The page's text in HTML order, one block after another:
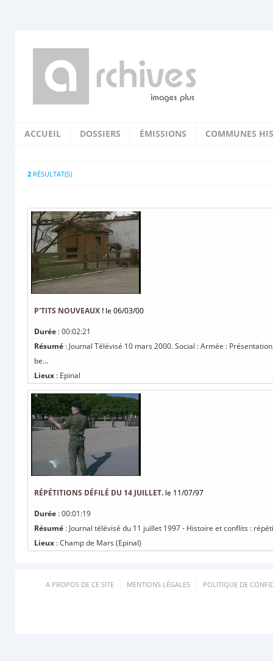
ACCUEIL DOSSIERS ÉMISSIONS COMMUNES
2 RÉSULTAT(S)
P'TITS NOUVEAUX ! le 06/03/00
Durée : 00:02:21
Résumé : Journal Télévisé 10 mars 2000. Social : Armée :
be...
Lieux : Epinal
RÉPÉTITIONS DÉFILÉ DU 14 JUILLET. le 11/07/97
Durée : 00:01:19
Résumé : Journal télévisé du 11 juillet 1997 - Histoire et conflits :
Lieux : Champ de Mars (Epinal)
A PROPOS DE CE SITE MENTIONS LÉGALES POLITIQUE DE